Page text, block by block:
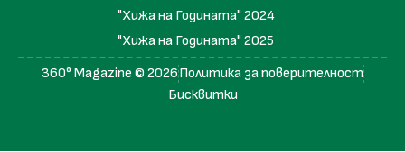
"Хижа на Годината" 2024
"Хижа на Годината" 2025
360° Magazine © 2026Политика за поверителност
Бисквитки